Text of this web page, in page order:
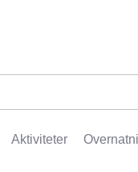
Aktiviteter